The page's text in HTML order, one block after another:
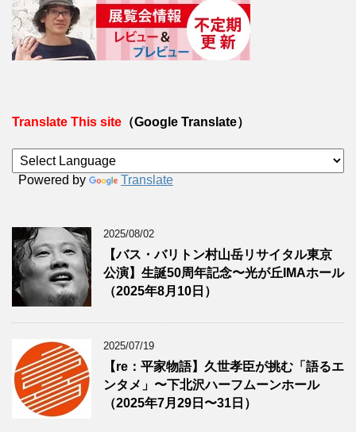
Translate This site （Google Translate）
Powered by Translate
2025/08/02
【バス・バリトン村山岳リサイタル東京
公演】生誕50周年記念〜光が丘IMAホール
（2025年8月10日）
2025/07/19
【re：平家物語】久世孝臣が挑む「語るエ
ンタメ」〜下北沢ハーフムーンホール
（2025年7月29日〜31日）